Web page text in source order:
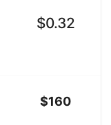
$0.32
$160